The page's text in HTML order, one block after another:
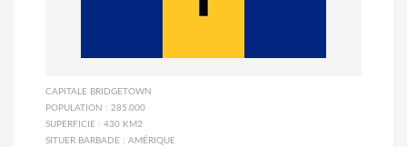
CAPITALE BRIDGETOWN
POPULATION : 285.000
SUPERFICIE : 430 KM2
SITUER BARBADE : AMÉRIQUE